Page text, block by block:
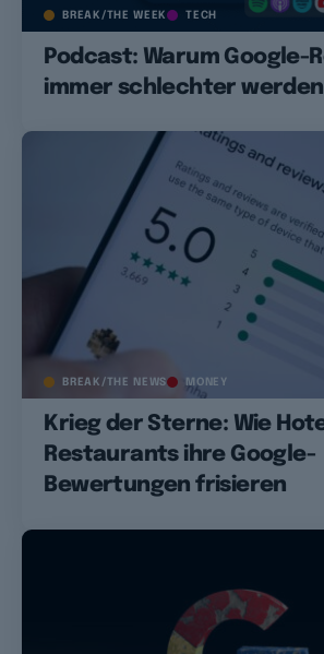
BREAK/THE WEEK TECH
Podcast: Warum Google-
immer schlechter werden
BREAK/THE NEWS MONEY
Krieg der Sterne: Wie
Restaurants ihre Google-
Bewertungen frisieren